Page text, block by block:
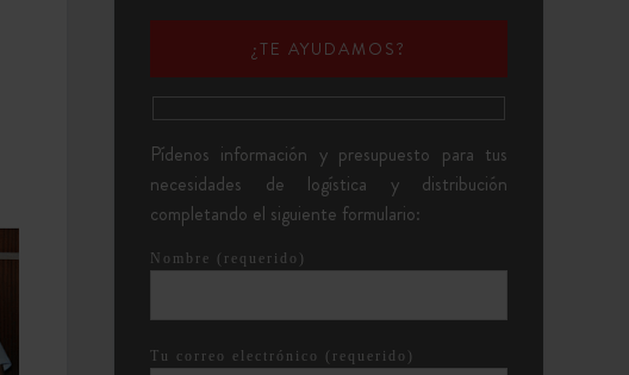
¿TE AYUDAMOS?
Pídenos información y presupuesto para tus
necesidades de logística y distribución
completando el siguiente formulario:
Nombre (requerido)
Tu correo electrónico (requerido)